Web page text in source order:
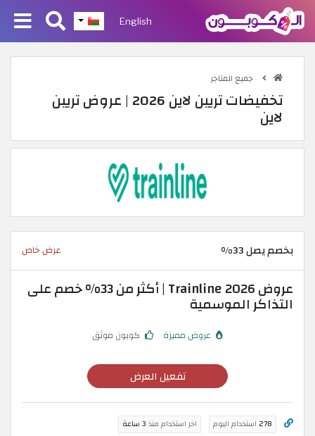
English
جميع المتاجر
تخفيضات تريين لاين 2026 | عروض تريين
لاين
بخصم يصل 33% عرض خاص
عروض Trainline 2026 | أكثر من 33% خصم على
التذاكر الموسمية
عروض مميزة كوبون موثق
تفعيل العرض
278 استخدام اليوم اخر استخدام منذ 3 ساعة